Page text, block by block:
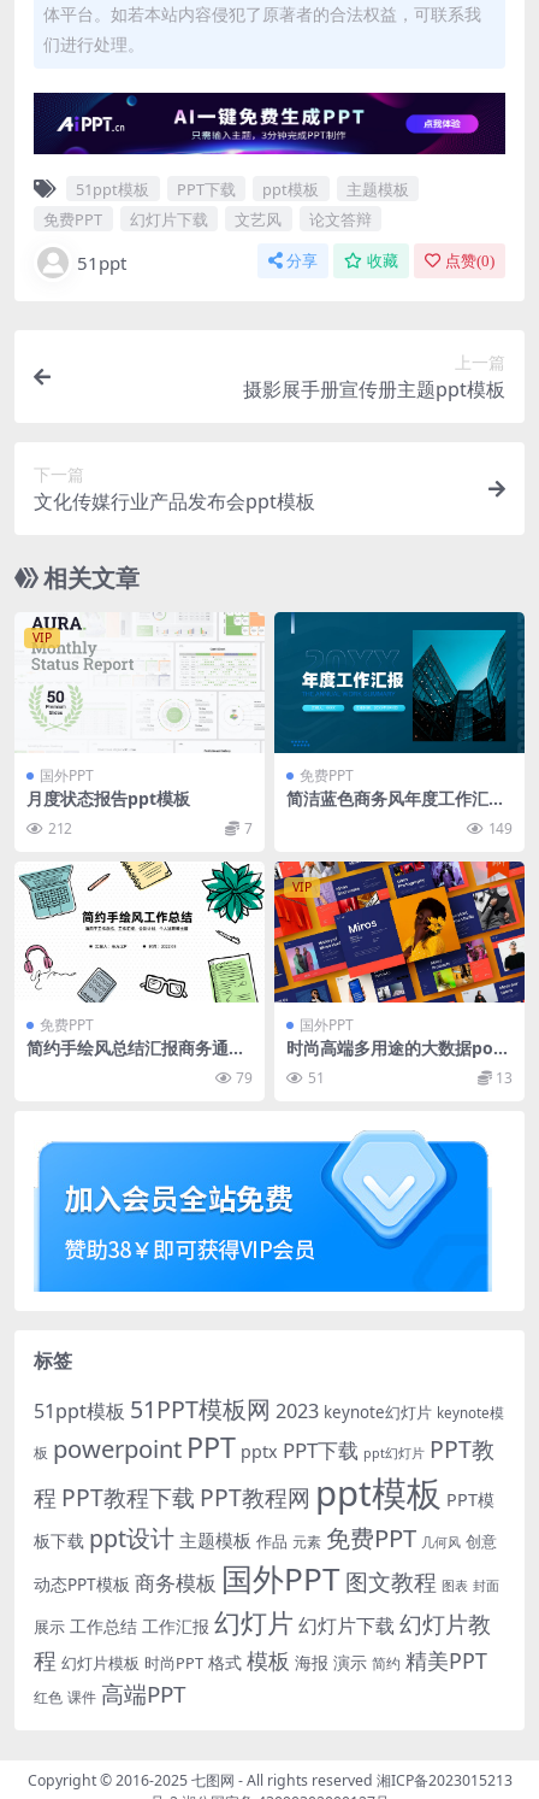
体平台。如若本站内容侵犯了原著者的合法权益，可联系我
们进行处理。
51ppt模板 PPT下载 ppt模板
主题模板
免费PPT
幻灯片下载 文艺风 论文答辩
51ppt 分享 收藏 点赞(0)
上一篇
摄影展手册宣传册主题ppt模板
下一篇
文化传媒行业产品发布会ppt模板
相关文章
VIP
国外PPT
月度状态报告ppt模板
212 7
免费PPT
简洁蓝色商务风年度工作汇报
149
免费PPT
简约手绘风总结汇报商务通用
79
VIP
国外PPT
时尚高端多用途的大数据pow
erpoint幻灯片演示模板（ppt
x）51 13
标签
51ppt模板 51PPT模板网 2023 keynote幻灯片 keynote模
板 powerpoint PPT pptx PPT下载 ppt幻灯片 PPT教
程 PPT教程下载 PPT教程网 ppt模板 PPT模
板下载 ppt设计 主题模板 作品 元素 免费PPT 几何风 创意
动态PPT模板 商务模板 国外PPT图文教程 图表 封面
展示 工作总结 工作汇报 幻灯片 幻灯片下载 幻灯片教
程 幻灯片模板 时尚PPT 格式 模板 海报 演示 简约 精美PPT
红色 课件 高端PPT
Copyright © 2016-2025七图网 - All rights reserved 湘ICP备2023015213